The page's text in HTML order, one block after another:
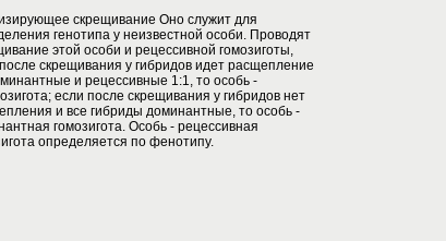
скрещивание Оно служит для
генотипа у неизвестной особи. Проводят
этой особи и рецессивной гомозиготы,
скрещивания у гибридов идет расщепление
и рецессивные 1:1, то особь -
если после скрещивания у гибридов нет
и все гибриды доминантные, то особь -
гомозигота. Особь - рецессивная
определяется по фенотипу.